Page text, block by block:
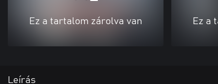
Ez a tartalom zárolva van Ez a
Leírás